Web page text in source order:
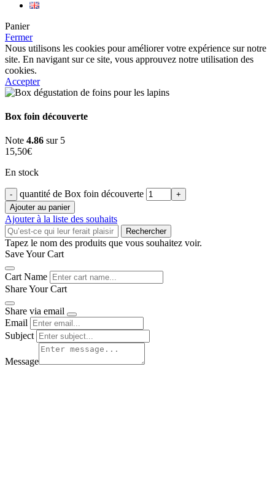
Panier
Fermer
Nous utilisons les cookies pour améliorer votre expérience sur notre
site. En navigant sur ce site, vous approuvez notre utilisation des
cookies.
Accepter
Box foin découverte
Note 4.86 sur 5
15,50€
En stock
quantité de Box foin découverte
Ajouter au panier
Ajouter à la liste des souhaits
Rechercher
Tapez le nom des produits que vous souhaitez voir.
Save Your Cart
Cart Name
Share Your Cart
Share via email
Email
Subject
Message